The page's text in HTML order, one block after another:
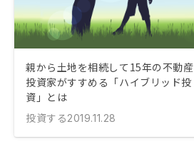
親から土地を相続して15年の不動産
投資家がすすめる「ハイブリッド投
資」とは
投資する2019.11.28